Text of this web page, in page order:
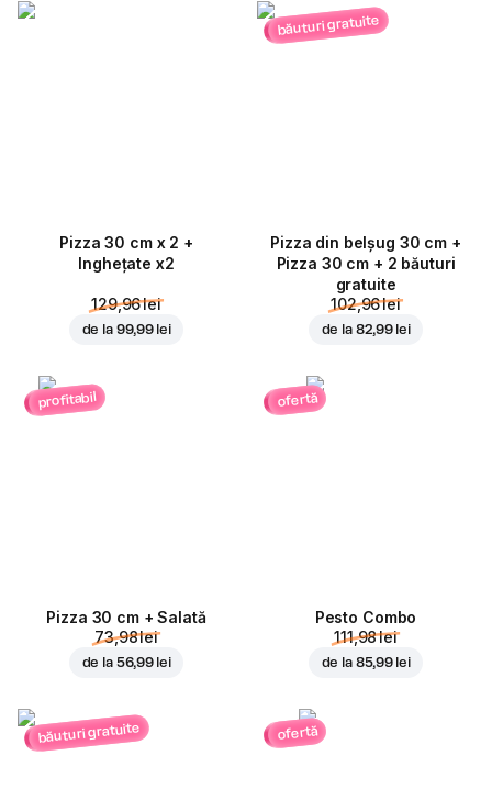
Pizza 30 cm x 2 +
Inghețate x2
129,96 lei
de la 99,99 lei
băuturi gratuite
Pizza din belșug 30 cm +
Pizza 30 cm + 2 băuturi
gratuite
102,96 lei
de la 82,99 lei
profitabil
Pizza 30 cm + Salată
73,98 lei
de la 56,99 lei
ofertă
Pesto Combo
111,98 lei
de la 85,99 lei
băuturi gratuite ofertă